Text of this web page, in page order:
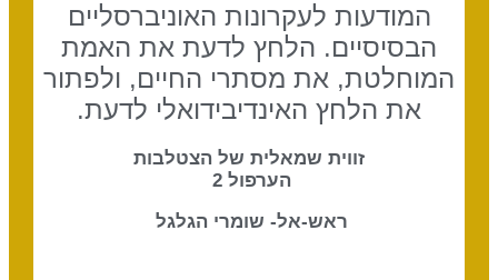
המודעות לעקרונות האוניברסליים
הבסיסיים. הלחץ לדעת את האמת
המוחלטת, את מסתרי החיים, ולפתור
את הלחץ האינדיבידואלי לדעת.
זווית שמאלית של הצטלבות
הערפול 2
ראש-אל- שומרי הגלגל